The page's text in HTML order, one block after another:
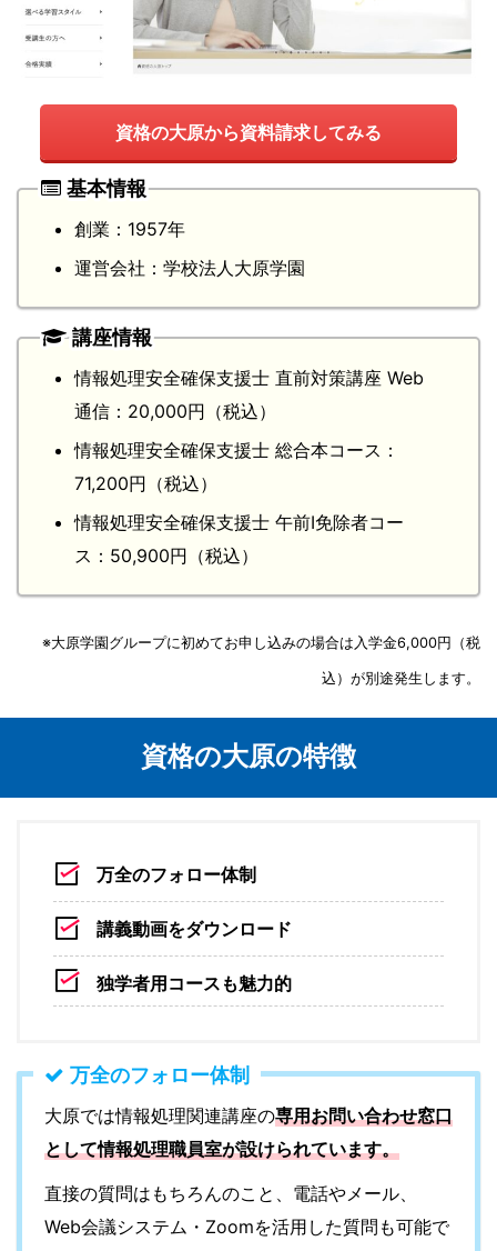
資格の大原から資料請求してみる
基本情報
創業：1957年
運営会社：学校法人大原学園
講座情報
情報処理安全確保支援士 直前対策講座 Web
通信：20,000円（税込）
情報処理安全確保支援士 総合本コース：
71,200円（税込）
情報処理安全確保支援士 午前Ⅰ免除者コー
ス：50,900円（税込）
※大原学園グループに初めてお申し込みの場合は入学金6,000円（税
込）が別途発生します。
資格の大原の特徴
万全のフォロー体制
講義動画をダウンロード
独学者用コースも魅力的
万全のフォロー体制
大原では情報処理関連講座の専用お問い合わせ窓口
として情報処理職員室が設けられています。
直接の質問はもちろんのこと、電話やメール、
Web会議システム・Zoomを活用した質問も可能で